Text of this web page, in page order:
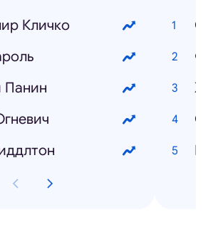
Кличко
Панин